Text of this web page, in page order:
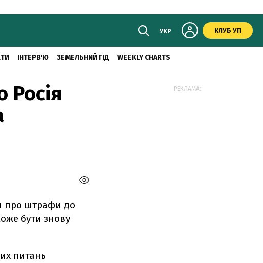
УКР КЛУБ УП
ІНТЕРВ'Ю ЗЕМЕЛЬНИЙ ГІД WEEKLY CHARTS
про штрафи до
бути знову
питань
РЕКЛАМА: